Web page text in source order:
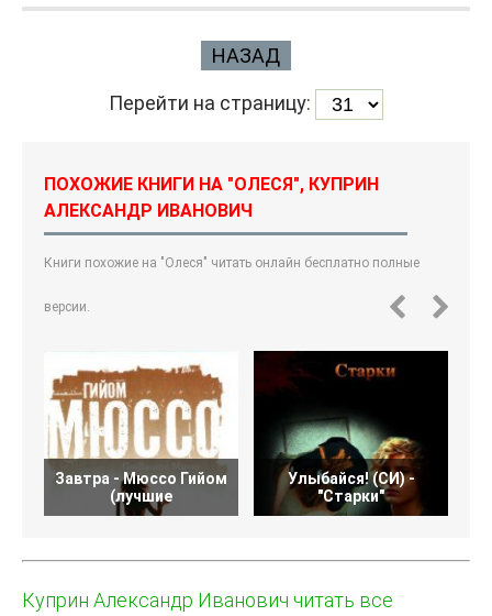
НАЗАД
Перейти на страницу:
ПОХОЖИЕ КНИГИ НА "ОЛЕСЯ", КУПРИН
АЛЕКСАНДР ИВАНОВИЧ
Книги похожие на "Олеся" читать онлайн бесплатно полные
версии.
Завтра - Мюссо Гийом
(лучшие
Улыбайся! (СИ) -
"Старки"
Куприн Александр Иванович читать все